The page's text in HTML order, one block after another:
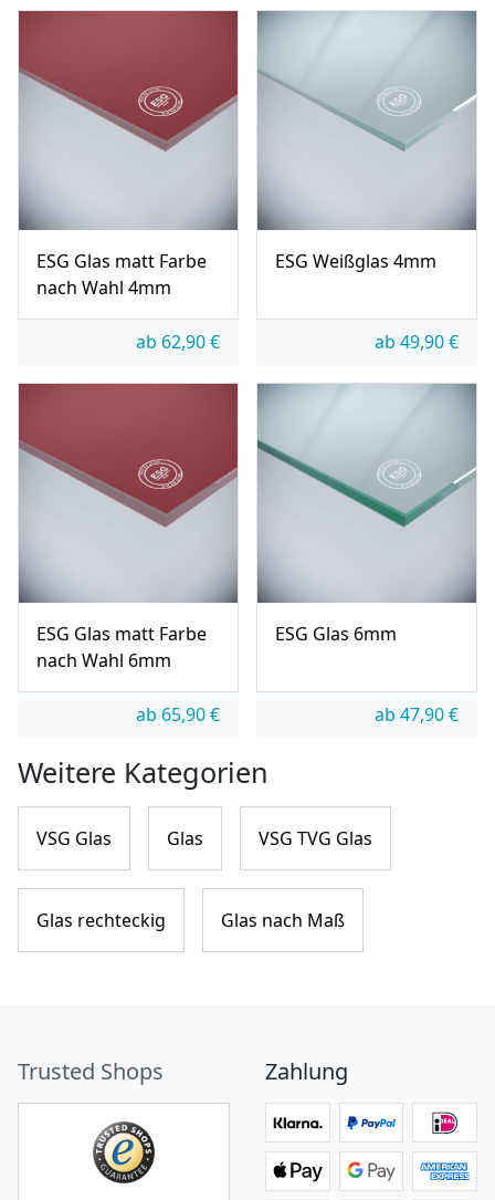
ESG Glas matt Farbe
nach Wahl 4mm
ab 62,90€
ESG Weißglas 4mm
ab 49,90€
ESG Glas matt Farbe
nach Wahl 6mm
ab 65,90€
ESG Glas 6mm
ab 47,90€
Weitere Kategorien
VSG Glas Glas VSG TVG Glas
Glas rechteckig Glas nach Maß
Trusted Shops Zahlung